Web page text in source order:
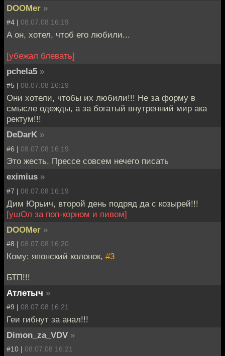
DOOMer »
#4 | 08.07.08 16:19
А он, хотел, чтоб его любили...
[убежал блевать]
pchela5 »
#5 | 08.07.08 16:19
Они хотели, чтобы их любили!!! Не за форму в
смысле одежды, а за богатый внутренний мир ака
ректум!!!
DeDarK »
#6 | 08.07.08 16:19
Это жесть. Прессе совсем нечего писать
eximius »
#7 | 08.07.08 16:19
Дим Юрьич, второй день подряд да с козырей!!!
[ушОл за поп-корном и пивом]
DOOMer »
#8 | 08.07.08 16:20
Кому: японский колонок, #3
БТП!!!
Атлетыч »
#9 | 08.07.08 16:21
Геи гибнут за анал!!!
Dimon_za_VDV »
#10 | 08.07.08 16:21